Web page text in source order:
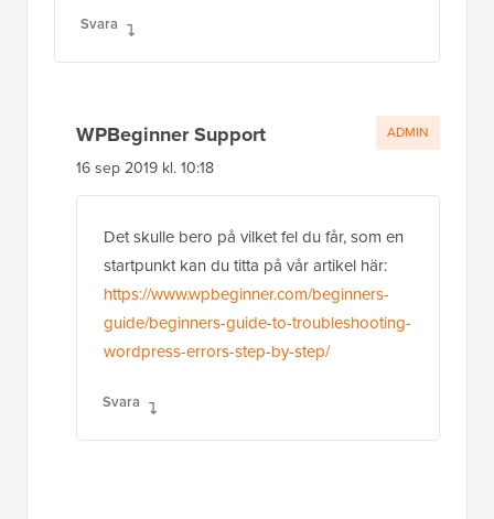
Svara
WPBeginner Support
16 sep 2019 kl. 10:18
Det skulle bero på vilket fel du får, som en
startpunkt kan du titta på vår artikel här:
https://www.wpbeginner.com/beginners-
guide/beginners-guide-to-troubleshooting-
wordpress-errors-step-by-step/
Svara
ADMIN